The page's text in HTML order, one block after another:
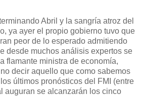
Abril y la sangría atroz del
ya ayer el propio gobierno tuvo que
peor de lo esperado admitiendo
desde muchos análisis expertos se
flamante ministra de economía,
decir aquello que como sabemos
últimos pronósticos del FMI (entre
auguran se alcanzarán los cinco